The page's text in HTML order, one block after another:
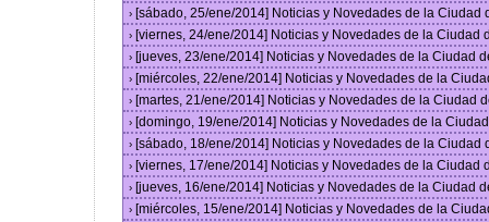
› [sábado, 25/ene/2014] Noticias y Novedades de la Ciudad
› [viernes, 24/ene/2014] Noticias y Novedades de la Ciudad
› [jueves, 23/ene/2014] Noticias y Novedades de la Ciudad
› [miércoles, 22/ene/2014] Noticias y Novedades de la
› [martes, 21/ene/2014] Noticias y Novedades de la Ciudad
› [domingo, 19/ene/2014] Noticias y Novedades de la
› [sábado, 18/ene/2014] Noticias y Novedades de la Ciudad
› [viernes, 17/ene/2014] Noticias y Novedades de la Ciudad
› [jueves, 16/ene/2014] Noticias y Novedades de la Ciudad
› [miércoles, 15/ene/2014] Noticias y Novedades de la